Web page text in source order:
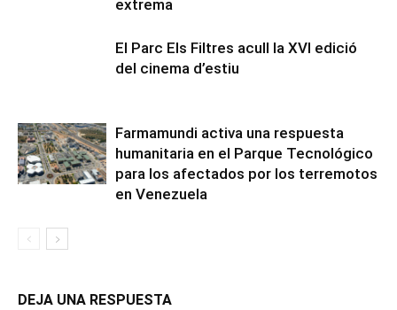
extrema
El Parc Els Filtres acull la XVI edició
del cinema d’estiu
Farmamundi activa una respuesta
humanitaria en el Parque Tecnológico
para los afectados por los terremotos
en Venezuela
DEJA UNA RESPUESTA